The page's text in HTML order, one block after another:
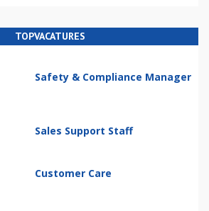
TOPVACATURES
Safety & Compliance Manager
Sales Support Staff
Customer Care